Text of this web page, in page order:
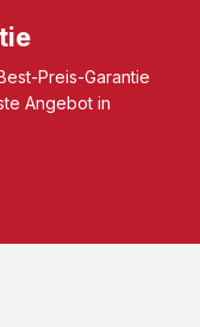
Preis-Garantie
Angebot in